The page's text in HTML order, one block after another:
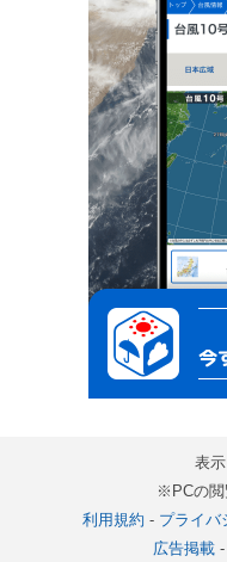
表示
※PCの閲
利用規約 - プライバ
広告掲載-